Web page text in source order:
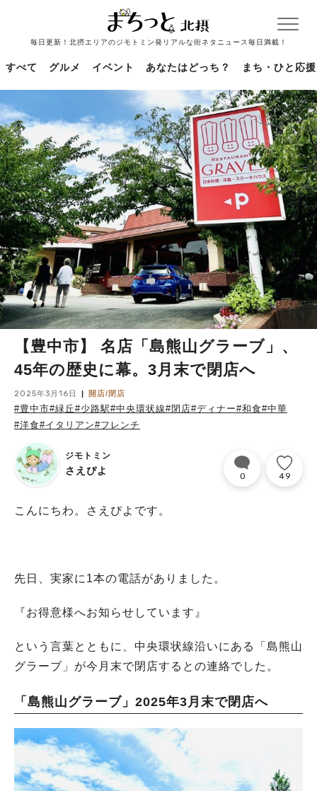
毎日更新！北摂エリアのジモトミン発リアルな街ネタニュース毎日満載！
すべて グルメ イベント あなたはどっち？ まち・ひと応援
【豊中市】 名店「島熊山グラーブ」、
45年の歴史に幕。3月末で閉店へ
2025年3月16日 開店/閉店
#豊中市#緑丘#少路駅#中央環状線#閉店#ディナー#和食#中華
#洋食#イタリアン#フレンチ
ジモトミン
さえぴよ 0 49
こんにちわ。さえぴよです。
先日、実家に1本の電話がありました。
『お得意様へお知らせしています』
という言葉とともに、中央環状線沿いにある「島熊山
グラーブ」が今月末で閉店するとの連絡でした。
「島熊山グラーブ」2025年3月末で閉店へ